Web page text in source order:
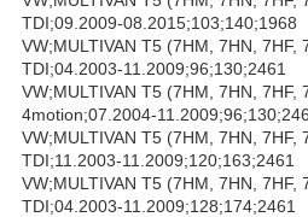
TDI;09.2009-08.2015;103;140;1968
VW;MULTIVAN T5 (7HM, 7HN, 7HF,
TDI;04.2003-11.2009;96;130;2461
VW;MULTIVAN T5 (7HM, 7HN, 7HF,
4motion;07.2004-
VW;MULTIVAN T5 (7HM, 7HN, 7HF,
TDI;11.2003-11.2009;120;163;2461
VW;MULTIVAN T5 (7HM, 7HN, 7HF,
TDI;04.2003-11.2009;128;174;2461